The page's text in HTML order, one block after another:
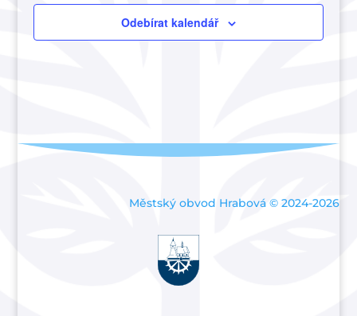
Odebírat kalendář
Městský obvod Hrabová © 2024-2026